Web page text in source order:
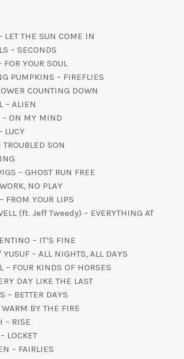
LET THE SUN COME IN
– SECONDS
YOUR SOUL
PUMPKINS – FIREFLIES
COUNTING DOWN
– ALIEN
– ON MY MIND
LUCY
SON
– GHOST RUN FREE
NO PLAY
FROM YOUR LIPS
(ft. Jeff Tweedy) – EVERYTHING AT
– IT’S FINE
YUSUF – ALL NIGHTS, ALL DAYS
– FOUR KINDS OF HORSES
DAY LIKE THE LAST
– BETTER DAYS
BY THE FIRE
– RISE
LOCKET
– FAIRLIES